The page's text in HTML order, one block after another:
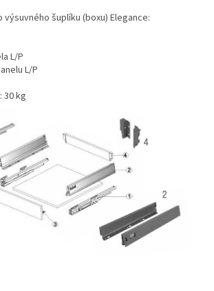
výsuvného šuplíku (boxu) Elegance:
L/P
L/P
30 kg